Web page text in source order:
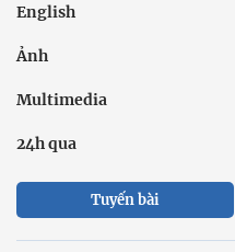
English
Ảnh
Multimedia
24h qua
Tuyến bài